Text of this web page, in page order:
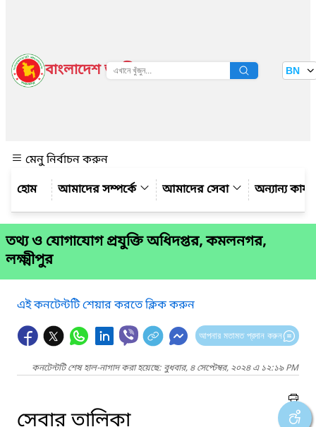
বাংলাদেশ জাতীয় তথ্য বাতায়ন BN
মেনু নির্বাচন করুন
আমাদের সম্পর্কে
আমাদের সেবা অন্যান্য
তথ্য ও যোগাযোগ প্রযুক্তি অধিদপ্তর, কমলনগর,
লক্ষ্মীপুর
এই কনটেন্টটি শেয়ার করতে ক্লিক করুন
আপনার মতামত প্রদান করুন
কনটেন্টটি শেষ হাল-নাগাদ করা হয়েছে: বুধবার, ৪ সেপ্টেম্বর, ২০২৪ এ ১২:১৯ PM
সেবার তালিকা